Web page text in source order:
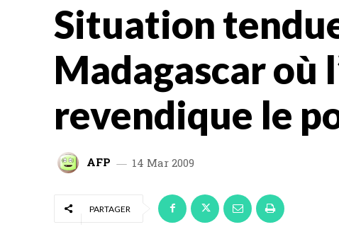
Situation
Madagascar où
revendique le
AFP 14 Mar 2009
PARTAGER